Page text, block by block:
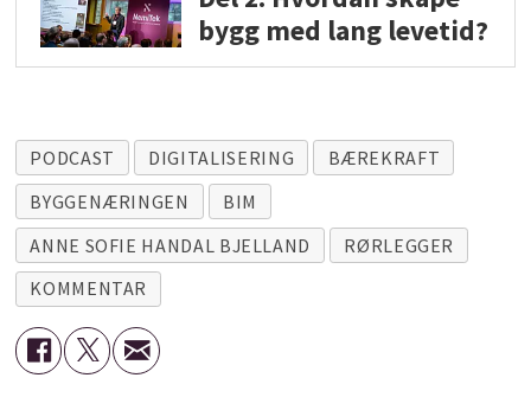
bygg med lang levetid?
PODCAST DIGITALISERING
BÆREKRAFT
BYGGENÆRINGEN
BIM
ANNE SOFIE HANDAL BJELLAND
RØRLEGGER
KOMMENTAR